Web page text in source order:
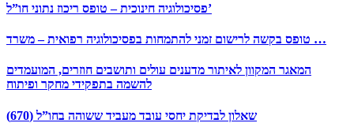
פסיכולוגיה חינוכית – טופס ריכוז נתוני חו”ל’
טופס בקשה לרישום זמני להתמחות בפסיכולוגיה רפואית – משרד …
המאגר המקוון לאיתור מדענים עולים ותושבים חוזרים, המועמדים
להשמה בתפקידי מחקר ופיתוח
שאלון לבדיקת יחסי עובד מעביד ששוהה בחו”ל (670)